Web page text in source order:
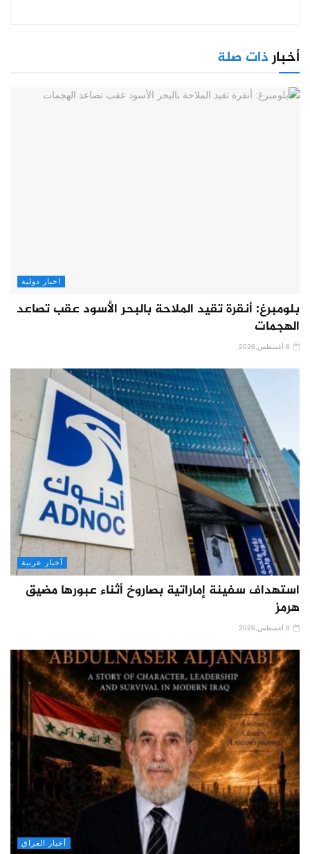
أخبارذات صلة
اخبار دولية
بلومبرغ: أنقرة تقيد الملاحة بالبحر الأسود عقب تصاعد
الهجمات
أخبار عربية
استهداف سفينة إماراتية بصاروخ أثناء عبورها مضيق
هرمز
أخبار العراق